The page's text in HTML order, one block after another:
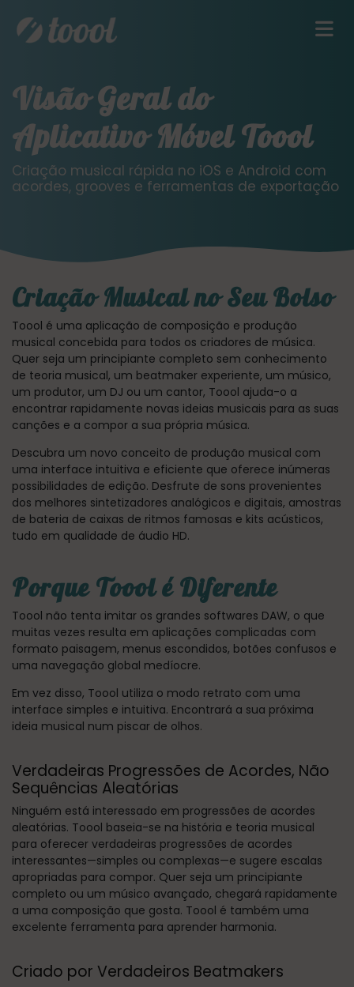
Visão Geral do
Aplicativo Móvel Toool
Criação musical rápida no iOS e Android com
acordes, grooves e ferramentas de exportação
Criação Musical no Seu Bolso
Toool é uma aplicação de composição e produção
musical concebida para todos os criadores de música.
Quer seja um principiante completo sem conhecimento
de teoria musical, um beatmaker experiente, um músico,
um produtor, um DJ ou um cantor, Toool ajuda-o a
encontrar rapidamente novas ideias musicais para as suas
canções e a compor a sua própria música.
Descubra um novo conceito de produção musical com
uma interface intuitiva e eficiente que oferece inúmeras
possibilidades de edição. Desfrute de sons provenientes
dos melhores sintetizadores analógicos e digitais, amostras
de bateria de caixas de ritmos famosas e kits acústicos,
tudo em qualidade de áudio HD.
Porque Toool é Diferente
Toool não tenta imitar os grandes softwares DAW, o que
muitas vezes resulta em aplicações complicadas com
formato paisagem, menus escondidos, botões confusos e
uma navegação global medíocre.
Em vez disso, Toool utiliza o modo retrato com uma
interface simples e intuitiva. Encontrará a sua próxima
ideia musical num piscar de olhos.
Verdadeiras Progressões de Acordes, Não
Sequências Aleatórias
Ninguém está interessado em progressões de acordes
aleatórias. Toool baseia-se na história e teoria musical
para oferecer verdadeiras progressões de acordes
interessantes—simples ou complexas—e sugere escalas
apropriadas para compor. Quer seja um principiante
completo ou um músico avançado, chegará rapidamente
a uma composição que gosta. Toool é também uma
excelente ferramenta para aprender harmonia.
Criado por Verdadeiros Beatmakers